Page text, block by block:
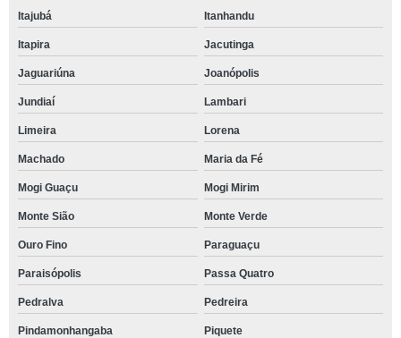
Itajubá Itanhandu
Itapira Jacutinga
Jaguariúna Joanópolis
Jundiaí Lambari
Limeira Lorena
Machado Maria da Fé
Mogi Guaçu Mogi Mirim
Monte Sião Monte Verde
Ouro Fino Paraguaçu
Paraisópolis Passa Quatro
Pedralva Pedreira
Pindamonhangaba Piquete